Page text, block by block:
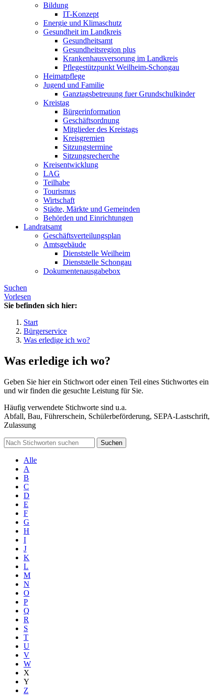
Bildung
IT-Konzept
Energie und Klimaschutz
Gesundheit im Landkreis
Gesundheitsamt
Gesundheitsregion plus
Krankenhausversorung im Landkreis
Pflegestützpunkt Weilheim-Schongau
Heimatpflege
Jugend und Familie
Ganztagsbetreuung fuer Grundschulkinder
Kreistag
Bürgerinformation
Geschäftsordnung
Mitglieder des Kreistags
Kreisgremien
Sitzungstermine
Sitzungsrecherche
Kreisentwicklung
LAG
Teilhabe
Tourismus
Wirtschaft
Städte, Märkte und Gemeinden
Behörden und Einrichtungen
Landratsamt
Geschäftsverteilungsplan
Amtsgebäude
Dienststelle Weilheim
Dienststelle Schongau
Dokumentenausgabebox
Suchen
Vorlesen
Sie befinden sich hier:
Start
Bürgerservice
Was erledige ich wo?
Was erledige ich wo?
Geben Sie hier ein Stichwort oder einen Teil eines Stichwortes ein
und wir finden die gesuchte Leistung für Sie.
Häufig verwendete Stichworte sind u.a.
Abfall, Bau, Führerschein, Schülerbeförderung, SEPA-Lastschrift,
Zulassung
Suchen
Alle
A
B
C
D
E
F
G
H
I
J
K
L
M
N
O
P
Q
R
S
T
U
V
W
X
Y
Z